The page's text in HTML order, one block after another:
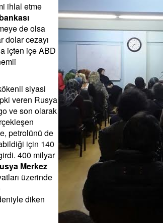
ihlal etme
de olsa
dolar cezayı
içten içe ABD
siyasi
veren Rusya
ve son olarak
petrolünü de
için 140
400 milyar
Merkez
üzerinde
diken